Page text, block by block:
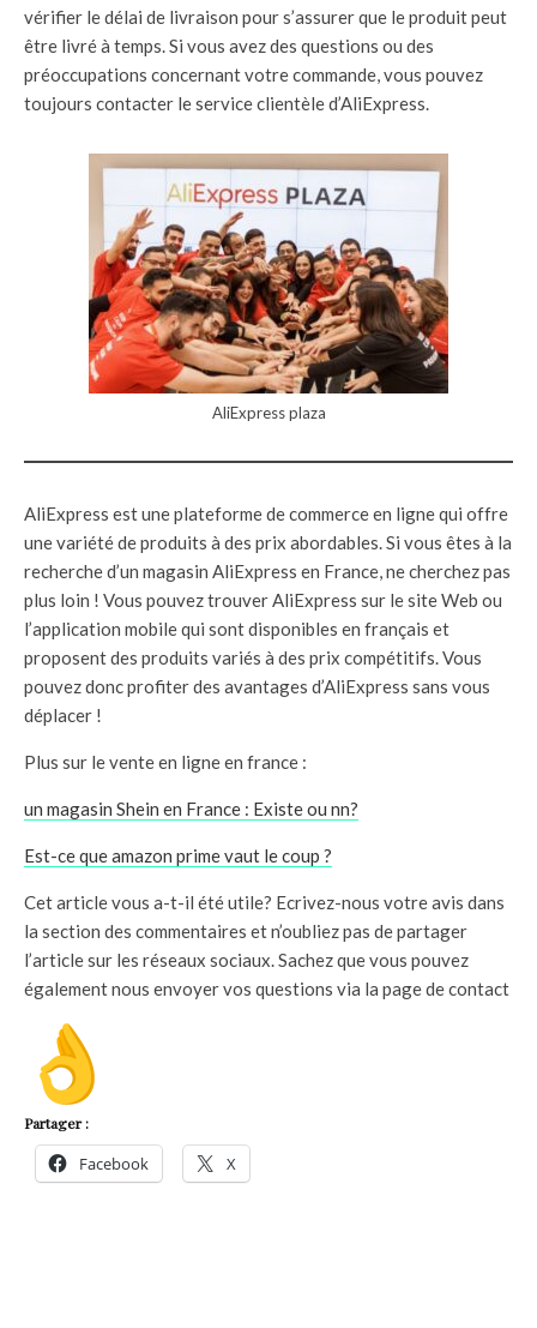
vérifier le délai de livraison pour s’assurer que le produit peut
être livré à temps. Si vous avez des questions ou des
préoccupations concernant votre commande, vous pouvez
toujours contacter le service clientèle d’AliExpress.
AliExpress plaza
AliExpress est une plateforme de commerce en ligne qui offre
une variété de produits à des prix abordables. Si vous êtes à la
recherche d’un magasin AliExpress en France, ne cherchez pas
plus loin ! Vous pouvez trouver AliExpress sur le site Web ou
l’application mobile qui sont disponibles en français et
proposent des produits variés à des prix compétitifs. Vous
pouvez donc profiter des avantages d’AliExpress sans vous
déplacer !
Plus sur le vente en ligne en france :
un magasin Shein en France : Existe ou nn?
Est-ce que amazon prime vaut le coup ?
Cet article vous a-t-il été utile? Ecrivez-nous votre avis dans
la section des commentaires et n’oubliez pas de partager
l’article sur les réseaux sociaux. Sachez que vous pouvez
également nous envoyer vos questions via la page de contact
Partager :
Facebook X